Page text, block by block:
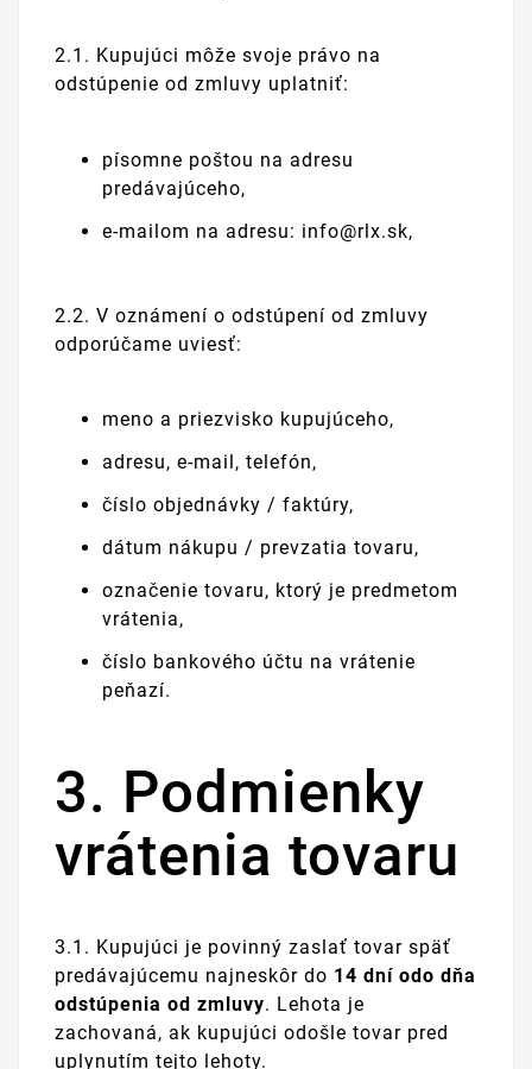
2.1. Kupujúci môže svoje právo na
odstúpenie od zmluvy uplatniť:
písomne poštou na adresu
predávajúceho,
e-mailom na adresu: info@rlx.sk,
2.2. V oznámení o odstúpení od zmluvy
odporúčame uviesť:
meno a priezvisko kupujúceho,
adresu, e-mail, telefón,
číslo objednávky / faktúry,
dátum nákupu / prevzatia tovaru,
označenie tovaru, ktorý je predmetom
vrátenia,
číslo bankového účtu na vrátenie
peňazí.
3. Podmienky
vrátenia tovaru
3.1. Kupujúci je povinný zaslať tovar späť
predávajúcemu najneskôr do 14 dní odo dňa
odstúpenia od zmluvy. Lehota je
zachovaná, ak kupujúci odošle tovar pred
uplynutím tejto lehoty.